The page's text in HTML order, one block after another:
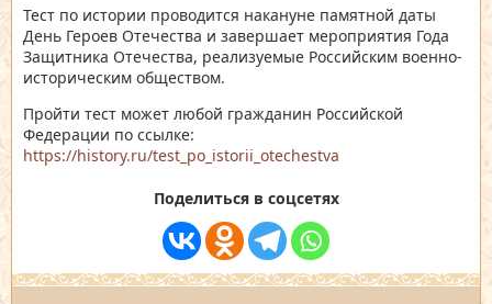
Тест по истории проводится накануне памятной даты
День Героев Отечества и завершает мероприятия Года
Защитника Отечества, реализуемые Российским военно-
историческим обществом.
Пройти тест может любой гражданин Российской
Федерации по ссылке:
https://history.ru/test_po_istorii_otechestva
Поделиться в соцсетях